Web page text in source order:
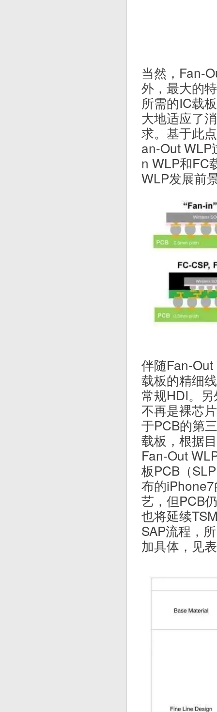
当然，Fan-
外，最大的
所需的IC载
大地适应了
求。基于此
an-Out WLP
n WLP和FC
WLP发展前
伴随Fan-
载板的精细
常规HDI。
不再是裸芯
于PCB的第
载板，根据
Fan-Out
板PCB（
布的
艺，但PCB
也将延续
SAP流程，
加具体，见